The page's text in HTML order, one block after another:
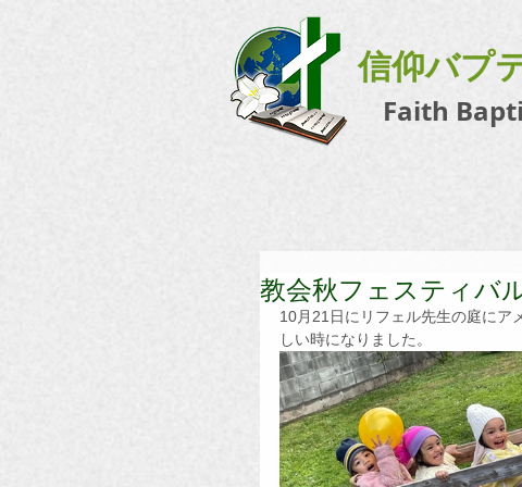
信仰バプ
Faith
教会秋フェスティバ
10月21日にリフェル先生の庭にア
しい時になりました。